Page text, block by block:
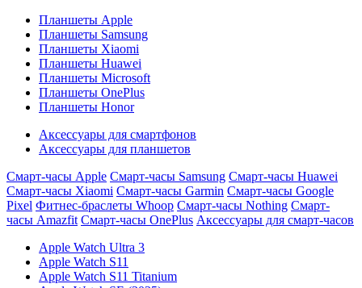
Планшеты Apple
Планшеты Samsung
Планшеты Xiaomi
Планшеты Huawei
Планшеты Microsoft
Планшеты OnePlus
Планшеты Honor
Аксессуары для смартфонов
Аксессуары для планшетов
Смарт-часы Apple Смарт-часы Samsung Смарт-часы Huawei
Смарт-часы Xiaomi Смарт-часы Garmin Смарт-часы Google
Pixel Фитнес-браслеты Whoop Смарт-часы Nothing Смарт-
часы Amazfit Смарт-часы OnePlus Аксессуары для смарт-часов
Apple Watch Ultra 3
Apple Watch S11
Apple Watch S11 Titanium